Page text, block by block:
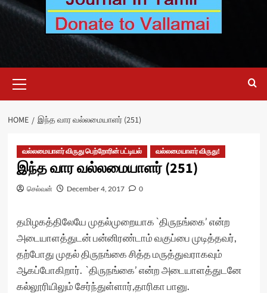
Menu
HOME இந்த வார வல்லமையாளர் (251)
வல்லமையாளர் விருது பெற்றோரின் பட்டியல் வல்லமையாளர் விருது!
இந்த வார வல்லமையாளர் (251)
செல்வன் December 4, 2017 0
தமிழகத்திலேயே முதல்முறையாக `திருநங்கை’ என்ற
அடையாளத்துடன் பன்னிரண்டாம் வகுப்பை முடித்தவர்,
தற்போது முதல் திருநங்கை சித்த மருத்துவராகவும்
ஆகப்போகிறார். `திருநங்கை’ என்ற அடையாளத்துடனே
கல்லூரியிலும் சேர்ந்துள்ளார்,தாரிகா பானு.